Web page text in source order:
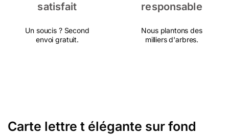
satisfait
Un soucis ? Second
envoi gratuit.
responsable
Nous plantons des
milliers d'arbres.
Carte lettre t élégante sur fond